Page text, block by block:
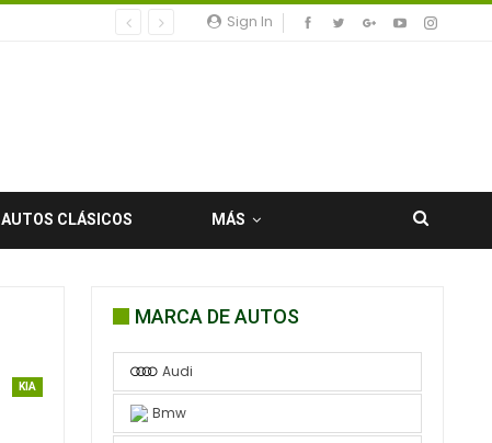
Sign In
AUTOS CLÁSICOS MÁS
KIA
MARCA DE AUTOS
Audi
Bmw